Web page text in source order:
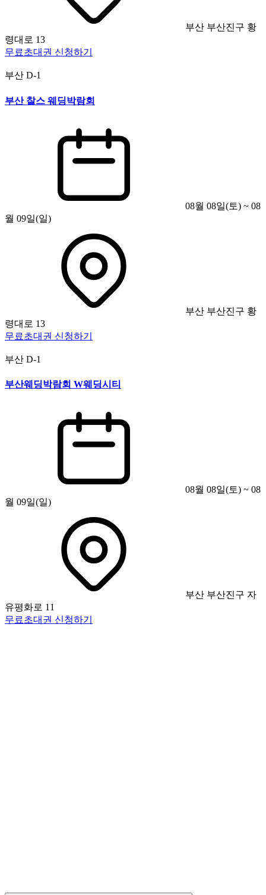
부산 부산진구 황
령대로 13
무료초대권 신청하기
부산 D-1
부산 찰스 웨딩박람회
08월 08일(토) ~ 08
월 09일(일)
부산 부산진구 황
령대로 13
무료초대권 신청하기
부산 D-1
부산웨딩박람회 W웨딩시티
08월 08일(토) ~ 08
월 09일(일)
부산 부산진구 자
유평화로 11
무료초대권 신청하기